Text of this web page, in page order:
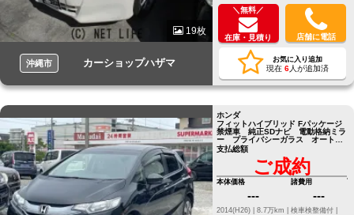
19枚
沖縄市 カーショップハザマ
＼無料／
在庫・見積り 店舗に電話
お気に入り追加
現在 6人が追加済
ホンダ
フィットハイブリッド Fパッケージ
禁煙車 純正SDナビ 電動格納ミラ
ー プライバシーガラス オートエ
アコン アームレストコンソール
支払総額
ご成約
本体価格
---
諸費用
---
2014(H26) | 8.7万km |
検車検整備付 |